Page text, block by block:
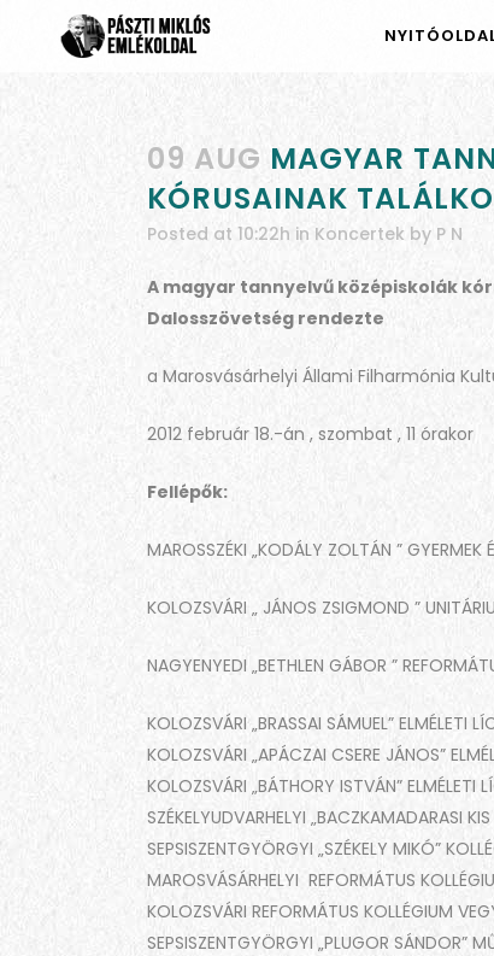
09 AUG MAGYAR
KÓRUSAINAK
Posted at 10:22h in Koncertek by P N
A magyar tannyelvű középiskolák
Dalosszövetség rendezte
a Marosvásárhelyi Állami Filharmónia
2012 február 18.-án , szombat , 11 órakor
Fellépők:
MAROSSZÉKI „KODÁLY ZOLTÁN ” GYERMEK
KOLOZSVÁRI „ JÁNOS ZSIGMOND ”
NAGYENYEDI „BETHLEN GÁBOR ”
KOLOZSVÁRI „BRASSAI SÁMUEL” ELMÉLETI
KOLOZSVÁRI „APÁCZAI CSERE JÁNOS”
KOLOZSVÁRI „BÁTHORY ISTVÁN” ELMÉLETI
SZÉKELYUDVARHELYI „BACZKAMADARASI
SEPSISZENTGYÖRGYI „SZÉKELY MIKÓ”
MAROSVÁSÁRHELYI REFORMÁTUS
KOLOZSVÁRI REFORMÁTUS KOLLÉGIUM
SEPSISZENTGYÖRGYI „PLUGOR SÁNDOR”